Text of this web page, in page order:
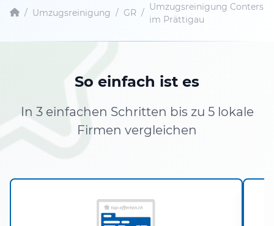
/ Umzugsreinigung / GR /
Umzugsreinigung Conters
im Prättigau
So einfach ist es
In 3 einfachen Schritten bis zu 5 lokale
Firmen vergleichen